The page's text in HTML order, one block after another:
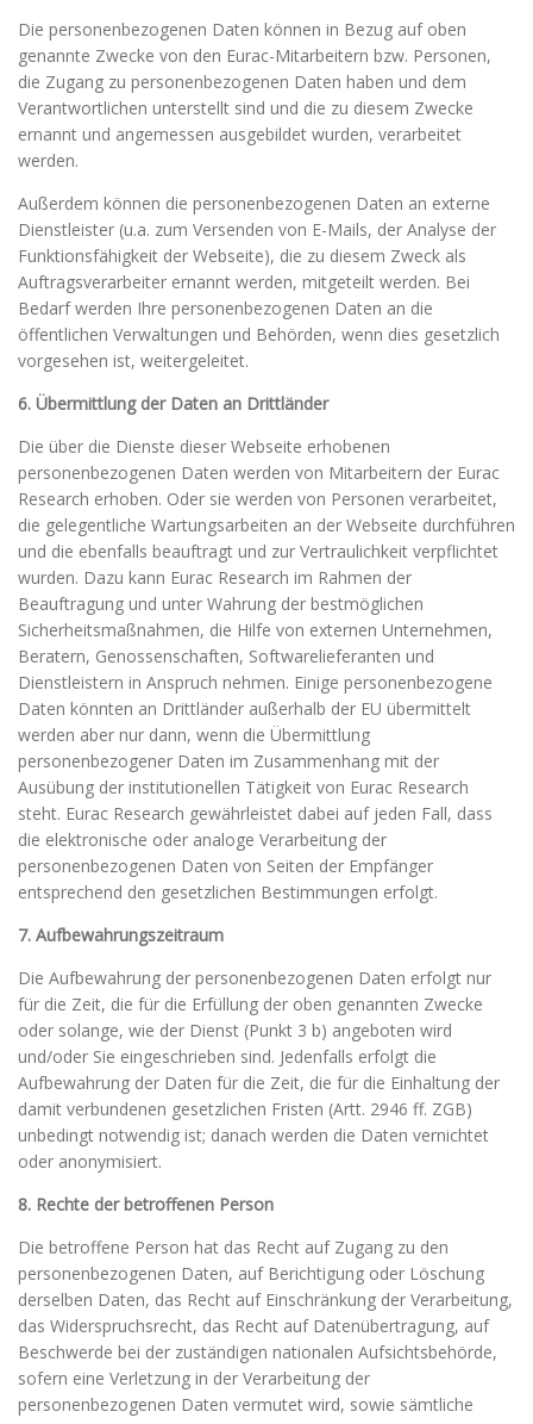
Die personenbezogenen Daten können in Bezug auf oben
genannte Zwecke von den Eurac-Mitarbeitern bzw. Personen,
die Zugang zu personenbezogenen Daten haben und dem
Verantwortlichen unterstellt sind und die zu diesem Zwecke
ernannt und angemessen ausgebildet wurden, verarbeitet
werden.
Außerdem können die personenbezogenen Daten an externe
Dienstleister (u.a. zum Versenden von E-Mails, der Analyse der
Funktionsfähigkeit der Webseite), die zu diesem Zweck als
Auftragsverarbeiter ernannt werden, mitgeteilt werden. Bei
Bedarf werden Ihre personenbezogenen Daten an die
öffentlichen Verwaltungen und Behörden, wenn dies gesetzlich
vorgesehen ist, weitergeleitet.
6. Übermittlung der Daten an Drittländer
Die über die Dienste dieser Webseite erhobenen
personenbezogenen Daten werden von Mitarbeitern der Eurac
Research erhoben. Oder sie werden von Personen verarbeitet,
die gelegentliche Wartungsarbeiten an der Webseite durchführen
und die ebenfalls beauftragt und zur Vertraulichkeit verpflichtet
wurden. Dazu kann Eurac Research im Rahmen der
Beauftragung und unter Wahrung der bestmöglichen
Sicherheitsmaßnahmen, die Hilfe von externen Unternehmen,
Beratern, Genossenschaften, Softwarelieferanten und
Dienstleistern in Anspruch nehmen. Einige personenbezogene
Daten könnten an Drittländer außerhalb der EU übermittelt
werden aber nur dann, wenn die Übermittlung
personenbezogener Daten im Zusammenhang mit der
Ausübung der institutionellen Tätigkeit von Eurac Research
steht. Eurac Research gewährleistet dabei auf jeden Fall, dass
die elektronische oder analoge Verarbeitung der
personenbezogenen Daten von Seiten der Empfänger
entsprechend den gesetzlichen Bestimmungen erfolgt.
7. Aufbewahrungszeitraum
Die Aufbewahrung der personenbezogenen Daten erfolgt nur
für die Zeit, die für die Erfüllung der oben genannten Zwecke
oder solange, wie der Dienst (Punkt 3 b) angeboten wird
und/oder Sie eingeschrieben sind. Jedenfalls erfolgt die
Aufbewahrung der Daten für die Zeit, die für die Einhaltung der
damit verbundenen gesetzlichen Fristen (Artt. 2946 ff. ZGB)
unbedingt notwendig ist; danach werden die Daten vernichtet
oder anonymisiert.
8. Rechte der betroffenen Person
Die betroffene Person hat das Recht auf Zugang zu den
personenbezogenen Daten, auf Berichtigung oder Löschung
derselben Daten, das Recht auf Einschränkung der Verarbeitung,
das Widerspruchsrecht, das Recht auf Datenübertragung, auf
Beschwerde bei der zuständigen nationalen Aufsichtsbehörde,
sofern eine Verletzung in der Verarbeitung der
personenbezogenen Daten vermutet wird, sowie sämtliche